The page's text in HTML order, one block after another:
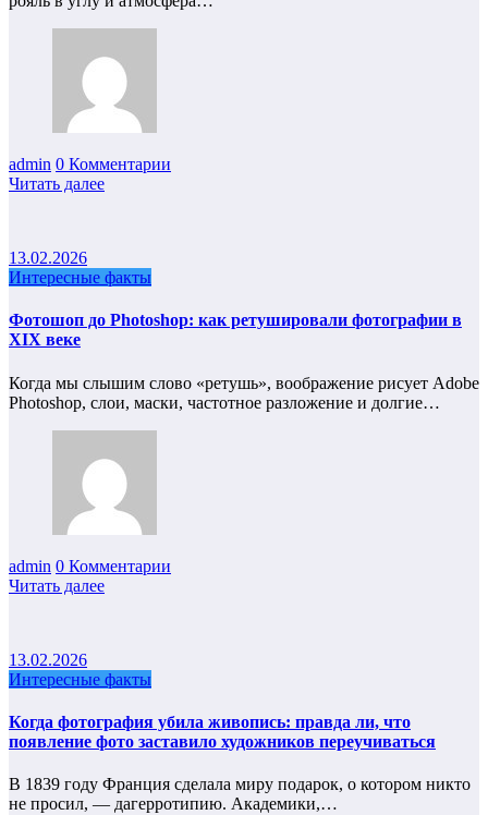
admin 0 Комментарии
Читать далее
13.02.2026
Интересные факты
Фотошоп до Photoshop: как ретушировали фотографии в
XIX веке
Когда мы слышим слово «ретушь», воображение рисует Adobe
Photoshop, слои, маски, частотное разложение и долгие…
admin 0 Комментарии
Читать далее
13.02.2026
Интересные факты
Когда фотография убила живопись: правда ли, что
появление фото заставило художников переучиваться
В 1839 году Франция сделала миру подарок, о котором никто
не просил, — дагерротипию. Академики,…